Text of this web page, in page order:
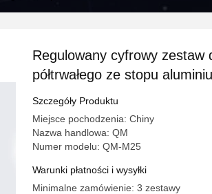
Regulowany cyfrowy zestaw
półtrwałego ze stopu
Szczegóły Produktu
Miejsce pochodzenia: Chiny
Nazwa handlowa: QM
Numer modelu: QM-M25
Warunki płatności i wysyłki
Minimalne zamówienie: 3 zestawy